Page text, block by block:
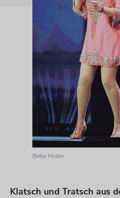
Bette Midler
Klatsch und Tratsch aus